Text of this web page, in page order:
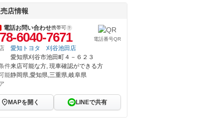
店情報
電話お問い合わせ携帯可
6040-7671 電話番号QR
愛知トヨタ 刈谷池田店
愛知県刈谷市池田町４－６２３
件来店可能な方, 現車確認ができる方
能静岡県,愛知県,三重県,岐阜県
MAPを開く LINEで共有